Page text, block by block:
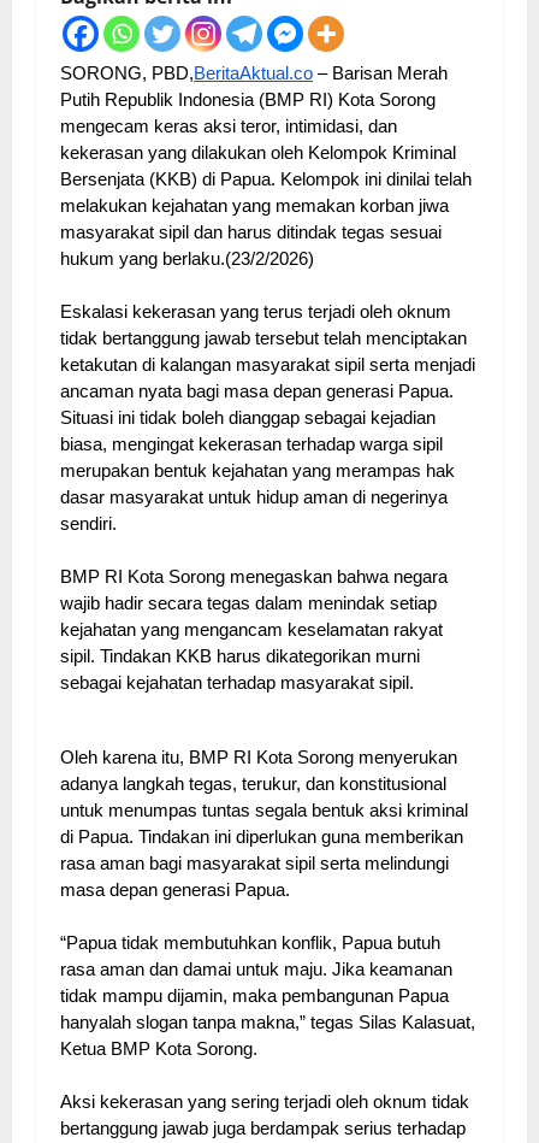
SORONG, PBD,BeritaAktual.co – Barisan Merah
Putih Republik Indonesia (BMP RI) Kota Sorong
mengecam keras aksi teror, intimidasi, dan
kekerasan yang dilakukan oleh Kelompok Kriminal
Bersenjata (KKB) di Papua. Kelompok ini dinilai telah
melakukan kejahatan yang memakan korban jiwa
masyarakat sipil dan harus ditindak tegas sesuai
hukum yang berlaku.(23/2/2026)
Eskalasi kekerasan yang terus terjadi oleh oknum
tidak bertanggung jawab tersebut telah menciptakan
ketakutan di kalangan masyarakat sipil serta menjadi
ancaman nyata bagi masa depan generasi Papua.
Situasi ini tidak boleh dianggap sebagai kejadian
biasa, mengingat kekerasan terhadap warga sipil
merupakan bentuk kejahatan yang merampas hak
dasar masyarakat untuk hidup aman di negerinya
sendiri.
BMP RI Kota Sorong menegaskan bahwa negara
wajib hadir secara tegas dalam menindak setiap
kejahatan yang mengancam keselamatan rakyat
sipil. Tindakan KKB harus dikategorikan murni
sebagai kejahatan terhadap masyarakat sipil.
Oleh karena itu, BMP RI Kota Sorong menyerukan
adanya langkah tegas, terukur, dan konstitusional
untuk menumpas tuntas segala bentuk aksi kriminal
di Papua. Tindakan ini diperlukan guna memberikan
rasa aman bagi masyarakat sipil serta melindungi
masa depan generasi Papua.
“Papua tidak membutuhkan konflik, Papua butuh
rasa aman dan damai untuk maju. Jika keamanan
tidak mampu dijamin, maka pembangunan Papua
hanyalah slogan tanpa makna,” tegas Silas Kalasuat,
Ketua BMP Kota Sorong.
Aksi kekerasan yang sering terjadi oleh oknum tidak
bertanggung jawab juga berdampak serius terhadap